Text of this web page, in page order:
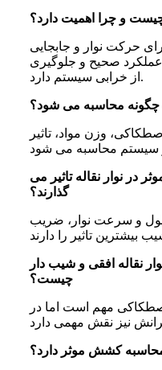
و چرا اهمیت دارد؟
حرکت نوار و جابجایی
صحیح و جلوگیری
از خرابی سیستم دارد.
چگونه محاسبه می شود؟
وزن مواد، تاثیر
در نوار نقاله تاثیر می
گذارند؟
طول و سرعت نوار، ضریب
نقاله افقی و شیب دار
چیست؟
مهم است اما در
کشش موثر دارد؟